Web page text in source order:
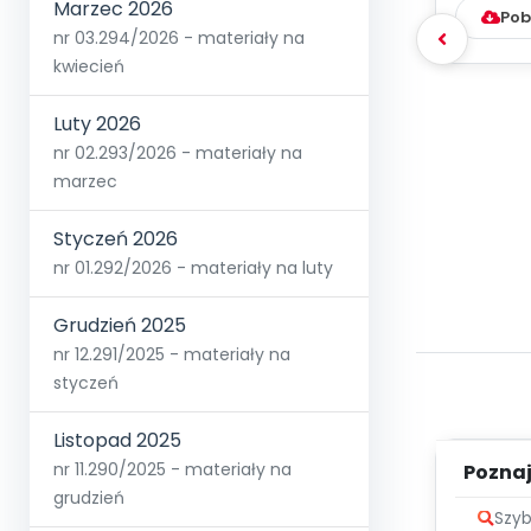
Marzec 2026
nr 03.294/2026 - materiały na
kwiecień
Luty 2026
nr 02.293/2026 - materiały na
marzec
Styczeń 2026
nr 01.292/2026 - materiały na luty
Grudzień 2025
nr 12.291/2025 - materiały na
styczeń
Listopad 2025
nr 11.290/2025 - materiały na
grudzień